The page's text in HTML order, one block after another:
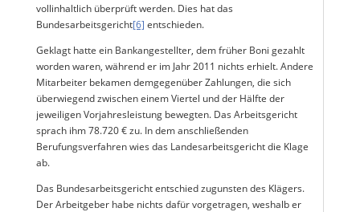
vollinhaltlich überprüft werden. Dies hat das
Bundesarbeitsgericht[6] entschieden.
Geklagt hatte ein Bankangestellter, dem früher Boni gezahlt
worden waren, während er im Jahr 2011 nichts erhielt. Andere
Mitarbeiter bekamen demgegenüber Zahlungen, die sich
überwiegend zwischen einem Viertel und der Hälfte der
jeweiligen Vorjahresleistung bewegten. Das Arbeitsgericht
sprach ihm 78.720 € zu. In dem anschließenden
Berufungsverfahren wies das Landesarbeitsgericht die Klage
ab.
Das Bundesarbeitsgericht entschied zugunsten des Klägers.
Der Arbeitgeber habe nichts dafür vorgetragen, weshalb er